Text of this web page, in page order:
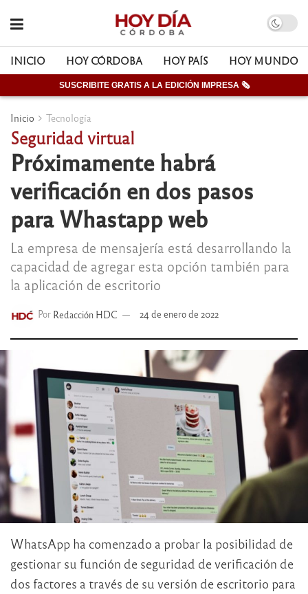
INICIO HOY CÓRDOBA HOY PAÍS HOY MUNDO
SUSCRIBITE GRATIS A LA EDICIÓN IMPRESA 🗞
Inicio Tecnología
Seguridad virtual
Próximamente habrá
verificación en dos pasos
para Whastapp web
La empresa de mensajería está desarrollando la
capacidad de agregar esta opción también para
la aplicación de escritorio
Por Redacción HDC 24 de enero de 2022
WhatsApp ha comenzado a probar la posibilidad de
gestionar su función de seguridad de verificación de
dos factores a través de su versión de escritorio para